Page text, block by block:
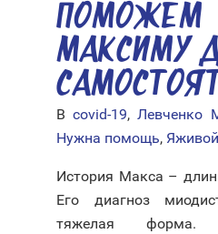
ПОМОЖЕМ
МАКСИМУ
Вcovid-19,Левченко
Нужна помощь, Яживой
История Макса –
Его диагноз
тяжелая форма.